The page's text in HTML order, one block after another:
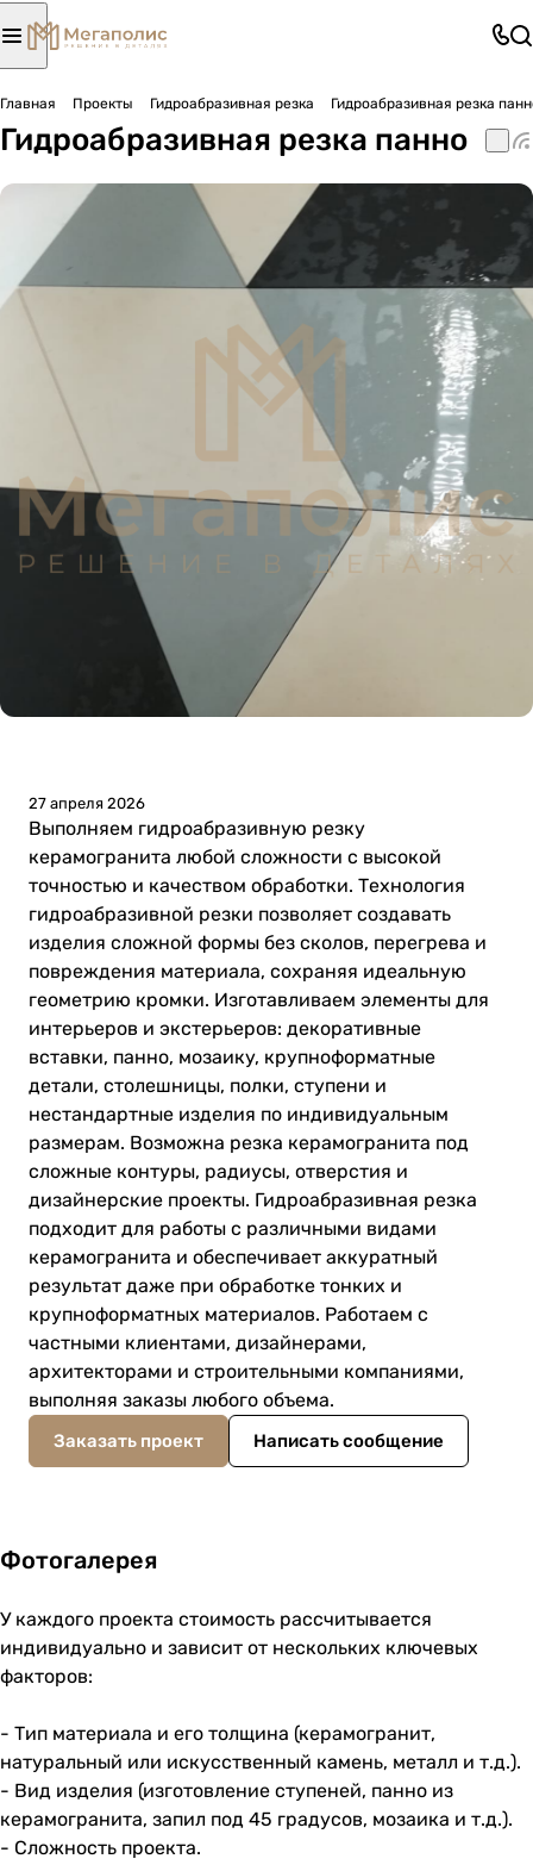
Главная Проекты Гидроабразивная резка Гидроабразивная резка
Гидроабразивная резка панно
27 апреля 2026
Выполняем гидроабразивную резку
керамогранита любой сложности с высокой
точностью и качеством обработки. Технология
гидроабразивной резки позволяет создавать
изделия сложной формы без сколов, перегрева и
повреждения материала, сохраняя идеальную
геометрию кромки. Изготавливаем элементы для
интерьеров и экстерьеров: декоративные
вставки, панно, мозаику, крупноформатные
детали, столешницы, полки, ступени и
нестандартные изделия по индивидуальным
размерам. Возможна резка керамогранита под
сложные контуры, радиусы, отверстия и
дизайнерские проекты. Гидроабразивная резка
подходит для работы с различными видами
керамогранита и обеспечивает аккуратный
результат даже при обработке тонких и
крупноформатных материалов. Работаем с
частными клиентами, дизайнерами,
архитекторами и строительными компаниями,
выполняя заказы любого объема.
Заказать проект Написать сообщение
Фотогалерея
У каждого проекта стоимость рассчитывается
индивидуально и зависит от нескольких ключевых
факторов:
- Тип материала и его толщина (керамогранит,
натуральный или искусственный камень, металл и т.д.).
- Вид изделия (изготовление ступеней, панно из
керамогранита, запил под 45 градусов, мозаика и т.д.).
- Сложность проекта.